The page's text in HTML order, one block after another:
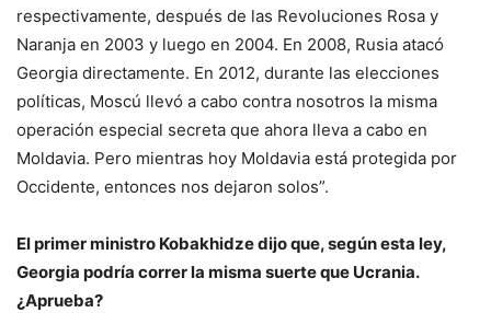
respectivamente, después de las Revoluciones Rosa y
Naranja en 2003 y luego en 2004. En 2008, Rusia atacó
Georgia directamente. En 2012, durante las elecciones
políticas, Moscú llevó a cabo contra nosotros la misma
operación especial secreta que ahora lleva a cabo en
Moldavia. Pero mientras hoy Moldavia está protegida por
Occidente, entonces nos dejaron solos”.
El primer ministro Kobakhidze dijo que, según esta ley,
Georgia podría correr la misma suerte que Ucrania.
¿Aprueba?